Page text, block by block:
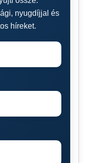
nyugdíjjal és
híreket.